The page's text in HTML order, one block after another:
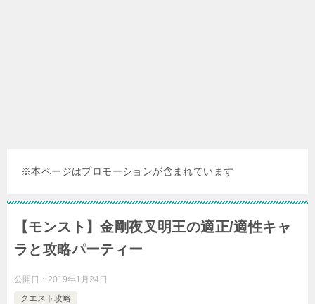
※本ページはプロモーションが含まれています
【モンスト】金剛夜叉明王の適正/適性キャ
ラと攻略パーティー
公開日： 2019年1月24日
クエスト攻略